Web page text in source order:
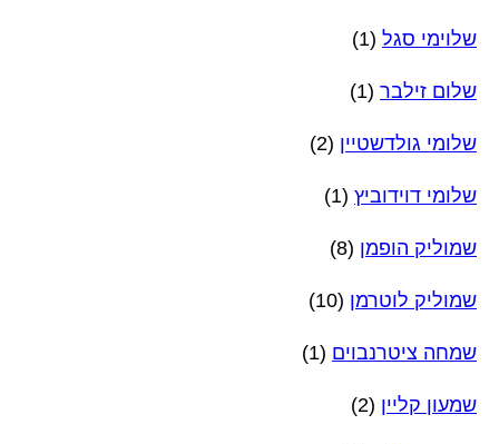
שלוימי סגל (1)
שלום זילבר (1)
שלומי גולדשטיין (2)
שלומי דוידוביץ (1)
שמוליק הופמן (8)
שמוליק לוטרמן (10)
שמחה ציטרנבוים (1)
שמעון קליין (2)